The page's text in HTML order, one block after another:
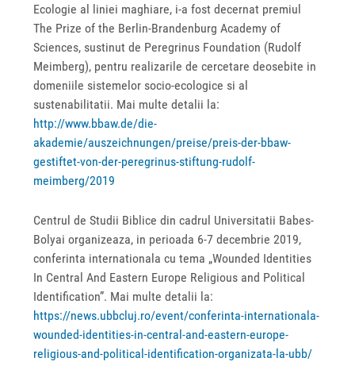
Ecologie al liniei maghiare, i-a fost decernat premiul
The Prize of the Berlin-Brandenburg Academy of
Sciences, sustinut de Peregrinus Foundation (Rudolf
Meimberg), pentru realizarile de cercetare deosebite in
domeniile sistemelor socio-ecologice si al
sustenabilitatii. Mai multe detalii la:
http://www.bbaw.de/die-
akademie/auszeichnungen/preise/preis-der-bbaw-
gestiftet-von-der-peregrinus-stiftung-rudolf-
meimberg/2019
Centrul de Studii Biblice din cadrul Universitatii Babes-
Bolyai organizeaza, in perioada 6-7 decembrie 2019,
conferinta internationala cu tema „Wounded Identities
In Central And Eastern Europe Religious and Political
Identification”. Mai multe detalii la:
https://news.ubbcluj.ro/event/conferinta-internationala-
wounded-identities-in-central-and-eastern-europe-
religious-and-political-identification-organizata-la-ubb/